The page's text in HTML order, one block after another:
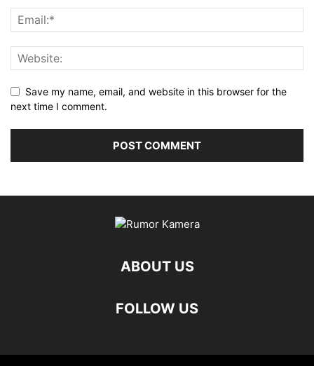
Save my name, email, and website in this browser for the
next time I comment.
ABOUT US
FOLLOW US